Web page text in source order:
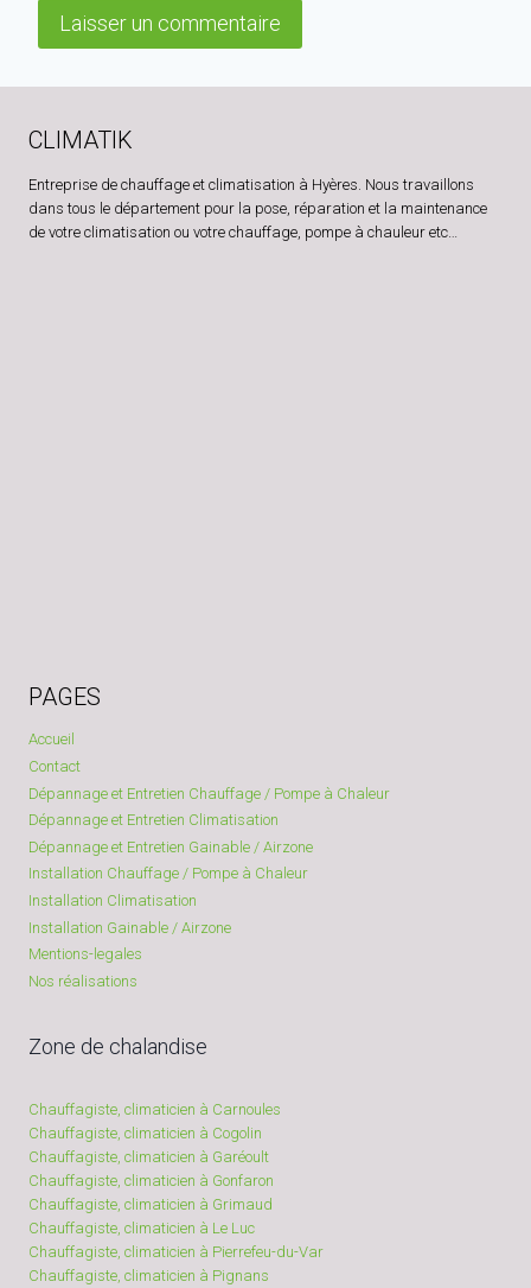
CLIMATIK
Entreprise de chauffage et climatisation à Hyères. Nous travaillons
dans tous le département pour la pose, réparation et la maintenance
de votre climatisation ou votre chauffage, pompe à chauleur etc…
PAGES
Accueil
Contact
Dépannage et Entretien Chauffage / Pompe à Chaleur
Dépannage et Entretien Climatisation
Dépannage et Entretien Gainable / Airzone
Installation Chauffage / Pompe à Chaleur
Installation Climatisation
Installation Gainable / Airzone
Mentions-legales
Nos réalisations
Zone de chalandise
Chauffagiste, climaticien à Carnoules
Chauffagiste, climaticien à Cogolin
Chauffagiste, climaticien à Garéoult
Chauffagiste, climaticien à Gonfaron
Chauffagiste, climaticien à Grimaud
Chauffagiste, climaticien à Le Luc
Chauffagiste, climaticien à Pierrefeu-du-Var
Chauffagiste, climaticien à Pignans